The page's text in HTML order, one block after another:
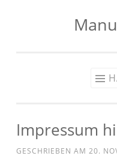
Impressum
GESCHRIEBEN AM 20.